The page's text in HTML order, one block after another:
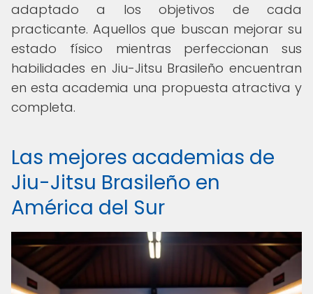
adaptado a los objetivos de cada
practicante. Aquellos que buscan mejorar su
estado físico mientras perfeccionan sus
habilidades en Jiu-Jitsu Brasileño encuentran
en esta academia una propuesta atractiva y
completa.
Las mejores academias de
Jiu-Jitsu Brasileño en
América del Sur